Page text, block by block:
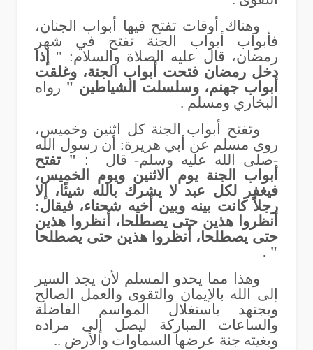
وهناك أوقات تفتح فيها أبواب الجنان،
فأبواب أبواب الجنة تفتح في شهر
رمضان، قال عليه الصلاة والسلام: "
إذا
دخل رمضان فتحت أبواب الجنة، وغلقت
أبواب جهنم، وسلسلت الشياطين " رواه
البخاري ومسلم .
وتفتح أبواب الجنة كل اثنين وخميس،
روى مسلم عن أبي هريرة: أن رسول الله
-صلى الله عليه وسلم- قال
: " تفتح
أبواب الجنة يوم الاثنين ويوم الخميس،
فيغفر لكل عبد لا يشرك بالله شيئًا، إلا
رجلاً كانت بينه وبين أخيه شحناء، فيقال:
أنظروا هذين حتى يصطلحا، أنظروا هذين
حتى يصطلحا، أنظروا هذين حتى يصطلحا
" .
وهذا مما يحدو المسلم لأن يجد السير
إلى الله بالإيمان والتقوى والعمل الصالح
ويجتهد باستغلال المواسم الفاضلة
والساعات المباركة ليصل إلى مراده
وبغيته جنة عرضها السماوات والأرض ..